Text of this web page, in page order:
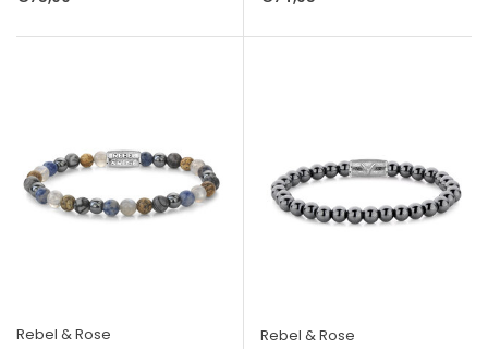
Rebel & Rose Rebel & Rose